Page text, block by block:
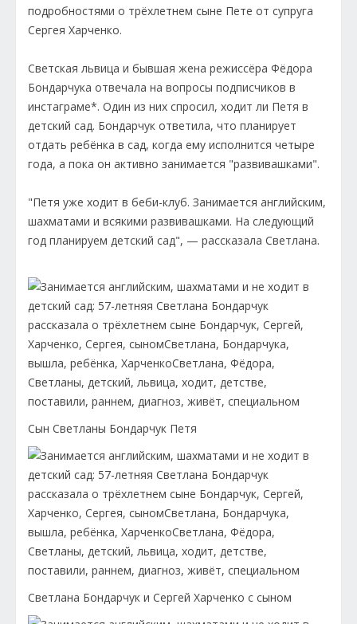
подробностями о трёхлетнем сыне Пете от супруга
Сергея Харченко.
Светская львица и бывшая жена режиссёра Фёдора
Бондарчука отвечала на вопросы подписчиков в
инстаграме*. Один из них спросил, ходит ли Петя в
детский сад. Бондарчук ответила, что планирует
отдать ребёнка в сад, когда ему исполнится четыре
года, а пока он активно занимается "развивашками".
"Петя уже ходит в беби-клуб. Занимается английским,
шахматами и всякими развивашками. На следующий
год планируем детский сад", — рассказала Светлана.
Сын Светланы Бондарчук Петя
Светлана Бондарчук и Сергей Харченко с сыном